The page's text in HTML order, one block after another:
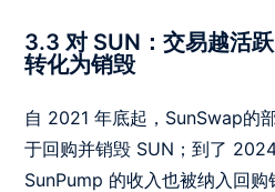
3.3 对 SUN：交易越活
转化为销毁
自 2021 年底起，SunSwap的
于回购并销毁 SUN；到了
SunPump 的收入也被纳入回购